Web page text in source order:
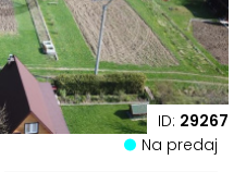
ID: 29267
Na predaj